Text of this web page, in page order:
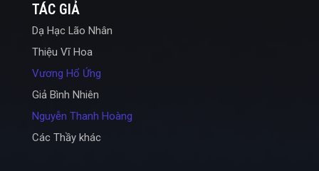
TÁC GIẢ
Dạ Hạc Lão Nhân
Thiệu Vĩ Hoa
Vương Hổ Ứng
Giả Bình Nhiên
Nguyễn Thanh Hoàng
Các Thầy khác